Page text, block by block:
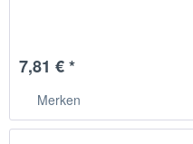
7,81 € *
Merken